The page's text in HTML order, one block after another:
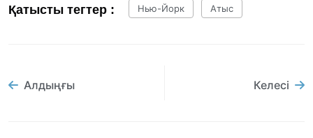
Қатысты тегтер : Нью-Йорк Атыс
Алдыңғы Келесі